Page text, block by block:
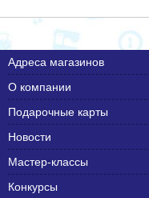
Адреса магазинов
О компании
Подарочные карты
Новости
Мастер-классы
Конкурсы